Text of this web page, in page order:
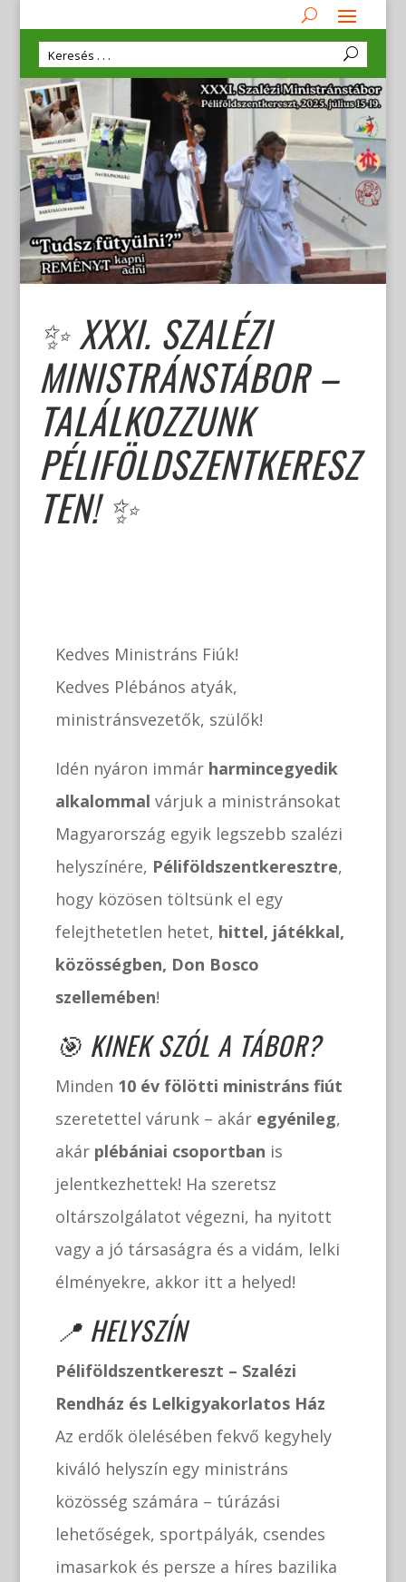
✨ XXXI. SZALÉZI
MINISTRÁNSTÁBOR –
TALÁLKOZZUNK
PÉLIFÖLDSZENTKERESZ
TEN! ✨
Kedves Ministráns Fiúk!
Kedves Plébános atyák,
ministránsvezetők, szülők!
Idén nyáron immár harmincegyedik
alkalommal várjuk a ministránsokat
Magyarország egyik legszebb szalézi
helyszínére, Péliföldszentkeresztre,
hogy közösen töltsünk el egy
felejthetetlen hetet, hittel, játékkal,
közösségben, Don Bosco
szellemében!
🎯 KINEK SZÓL A TÁBOR?
Minden 10 év fölötti ministráns fiút
szeretettel várunk – akár egyénileg,
akár plébániai csoportban is
jelentkezhettek! Ha szeretsz
oltárszolgálatot végezni, ha nyitott
vagy a jó társaságra és a vidám, lelki
élményekre, akkor itt a helyed!
📍 HELYSZÍN
Péliföldszentkereszt – Szalézi
Rendház és Lelkigyakorlatos Ház
Az erdők ölelésében fekvő kegyhely
kiváló helyszín egy ministráns
közösség számára – túrázási
lehetőségek, sportpályák, csendes
imasarkok és persze a híres bazilika